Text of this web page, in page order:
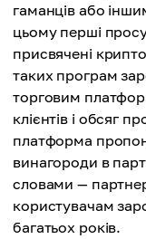
гаманців або
цьому перші
присвячені
таких програм
торговим
клієнтів і обсяг
платформа
винагороди в
словами —
користувачам
багатьох років.